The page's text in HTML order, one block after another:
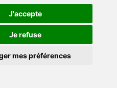
J'accepte
Je refuse
mes préférences
d'utilisation
cookies
fontaine.